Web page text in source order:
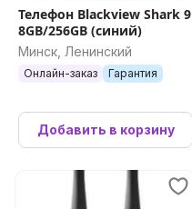
Телефон Blackview Shark 9
8GB/256GB (синий)
Минск, Ленинский
Онлайн-заказ Гарантия
Добавить в корзину